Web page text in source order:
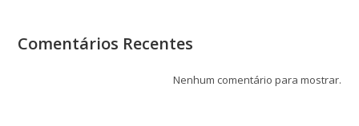
Comentários Recentes
Nenhum comentário para mostrar.